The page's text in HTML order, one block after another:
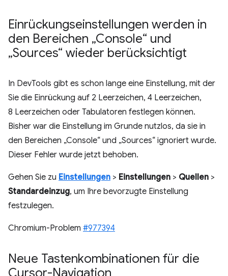
Einrückungseinstellungen werden in
den Bereichen „Console“ und
„Sources“ wieder berücksichtigt
In DevTools gibt es schon lange eine Einstellung, mit der
Sie die Einrückung auf 2 Leerzeichen, 4 Leerzeichen,
8 Leerzeichen oder Tabulatoren festlegen können.
Bisher war die Einstellung im Grunde nutzlos, da sie in
den Bereichen „Console“ und „Sources“ ignoriert wurde.
Dieser Fehler wurde jetzt behoben.
Gehen Sie zu Einstellungen > Einstellungen > Quellen >
Standardeinzug, um Ihre bevorzugte Einstellung
festzulegen.
Chromium-Problem #977394
Neue Tastenkombinationen für die